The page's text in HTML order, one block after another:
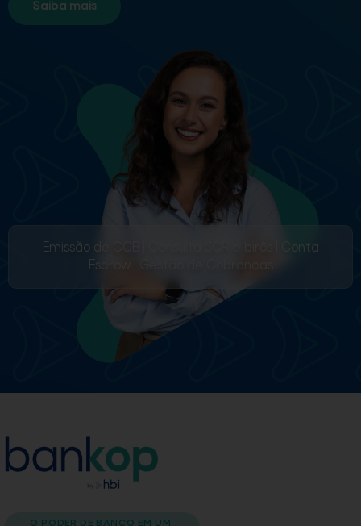
Saiba mais
Emissão de CCB | Consulta SCR e birôs | Conta
Escrow | Gestão de Cobranças
O PODER DE BANCO EM UM